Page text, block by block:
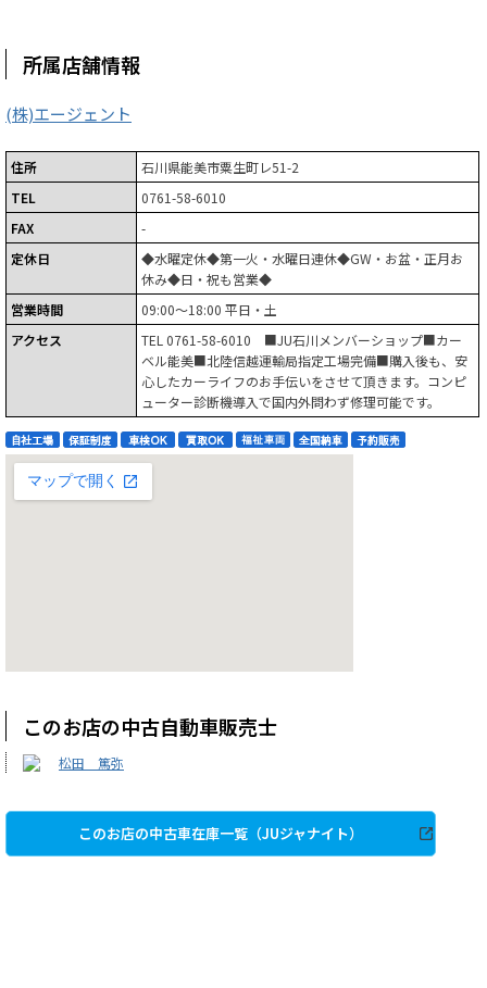
所属店舗情報
(株)エージェント
住所
石川県能美市粟生町レ51-2
TEL
0761-58-6010
FAX
-
定休日
◆水曜定休◆第一火・水曜日連休◆GW・お盆・正月お
休み◆日・祝も営業◆
営業時間
09:00～18:00 平日・土
アクセス
TEL 0761-58-6010 ■JU石川メンバーショップ■カー
ベル能美■北陸信越運輸局指定工場完備■購入後も、安
心したカーライフのお手伝いをさせて頂きます。コンピ
ューター診断機導入で国内外問わず修理可能です。
このお店の中古自動車販売士
松田 篤弥
このお店の中古車在庫一覧（JUジャナイト）